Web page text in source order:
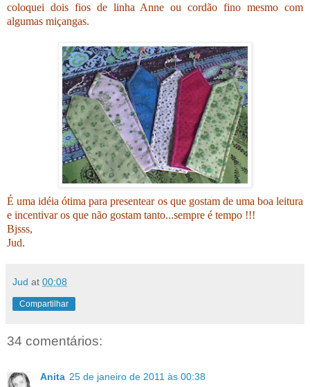
coloquei dois fios de linha Anne ou cordão fino mesmo com
algumas miçangas.
É uma idéia ótima para presentear os que gostam de uma boa leitura
e incentivar os que não gostam tanto...sempre é tempo !!!
Bjsss,
Jud.
Jud at 00:08
Compartilhar
34 comentários:
Anita 25 de janeiro de 2011 às 00:38